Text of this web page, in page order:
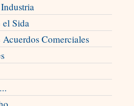
el Sida
Comerciales